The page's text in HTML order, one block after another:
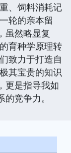
、饲料消耗记
轮的亲本留
虽然略显复
育种学原理转
致力于打造自
其宝贵的知识
更是指导我如
竞争力。